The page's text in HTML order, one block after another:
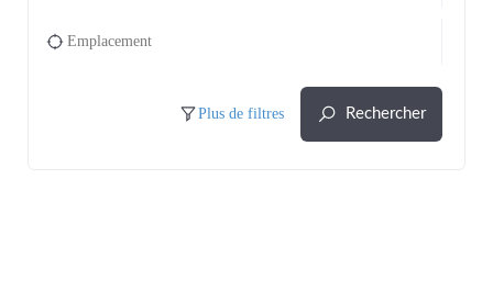
Plus de filtres Rechercher